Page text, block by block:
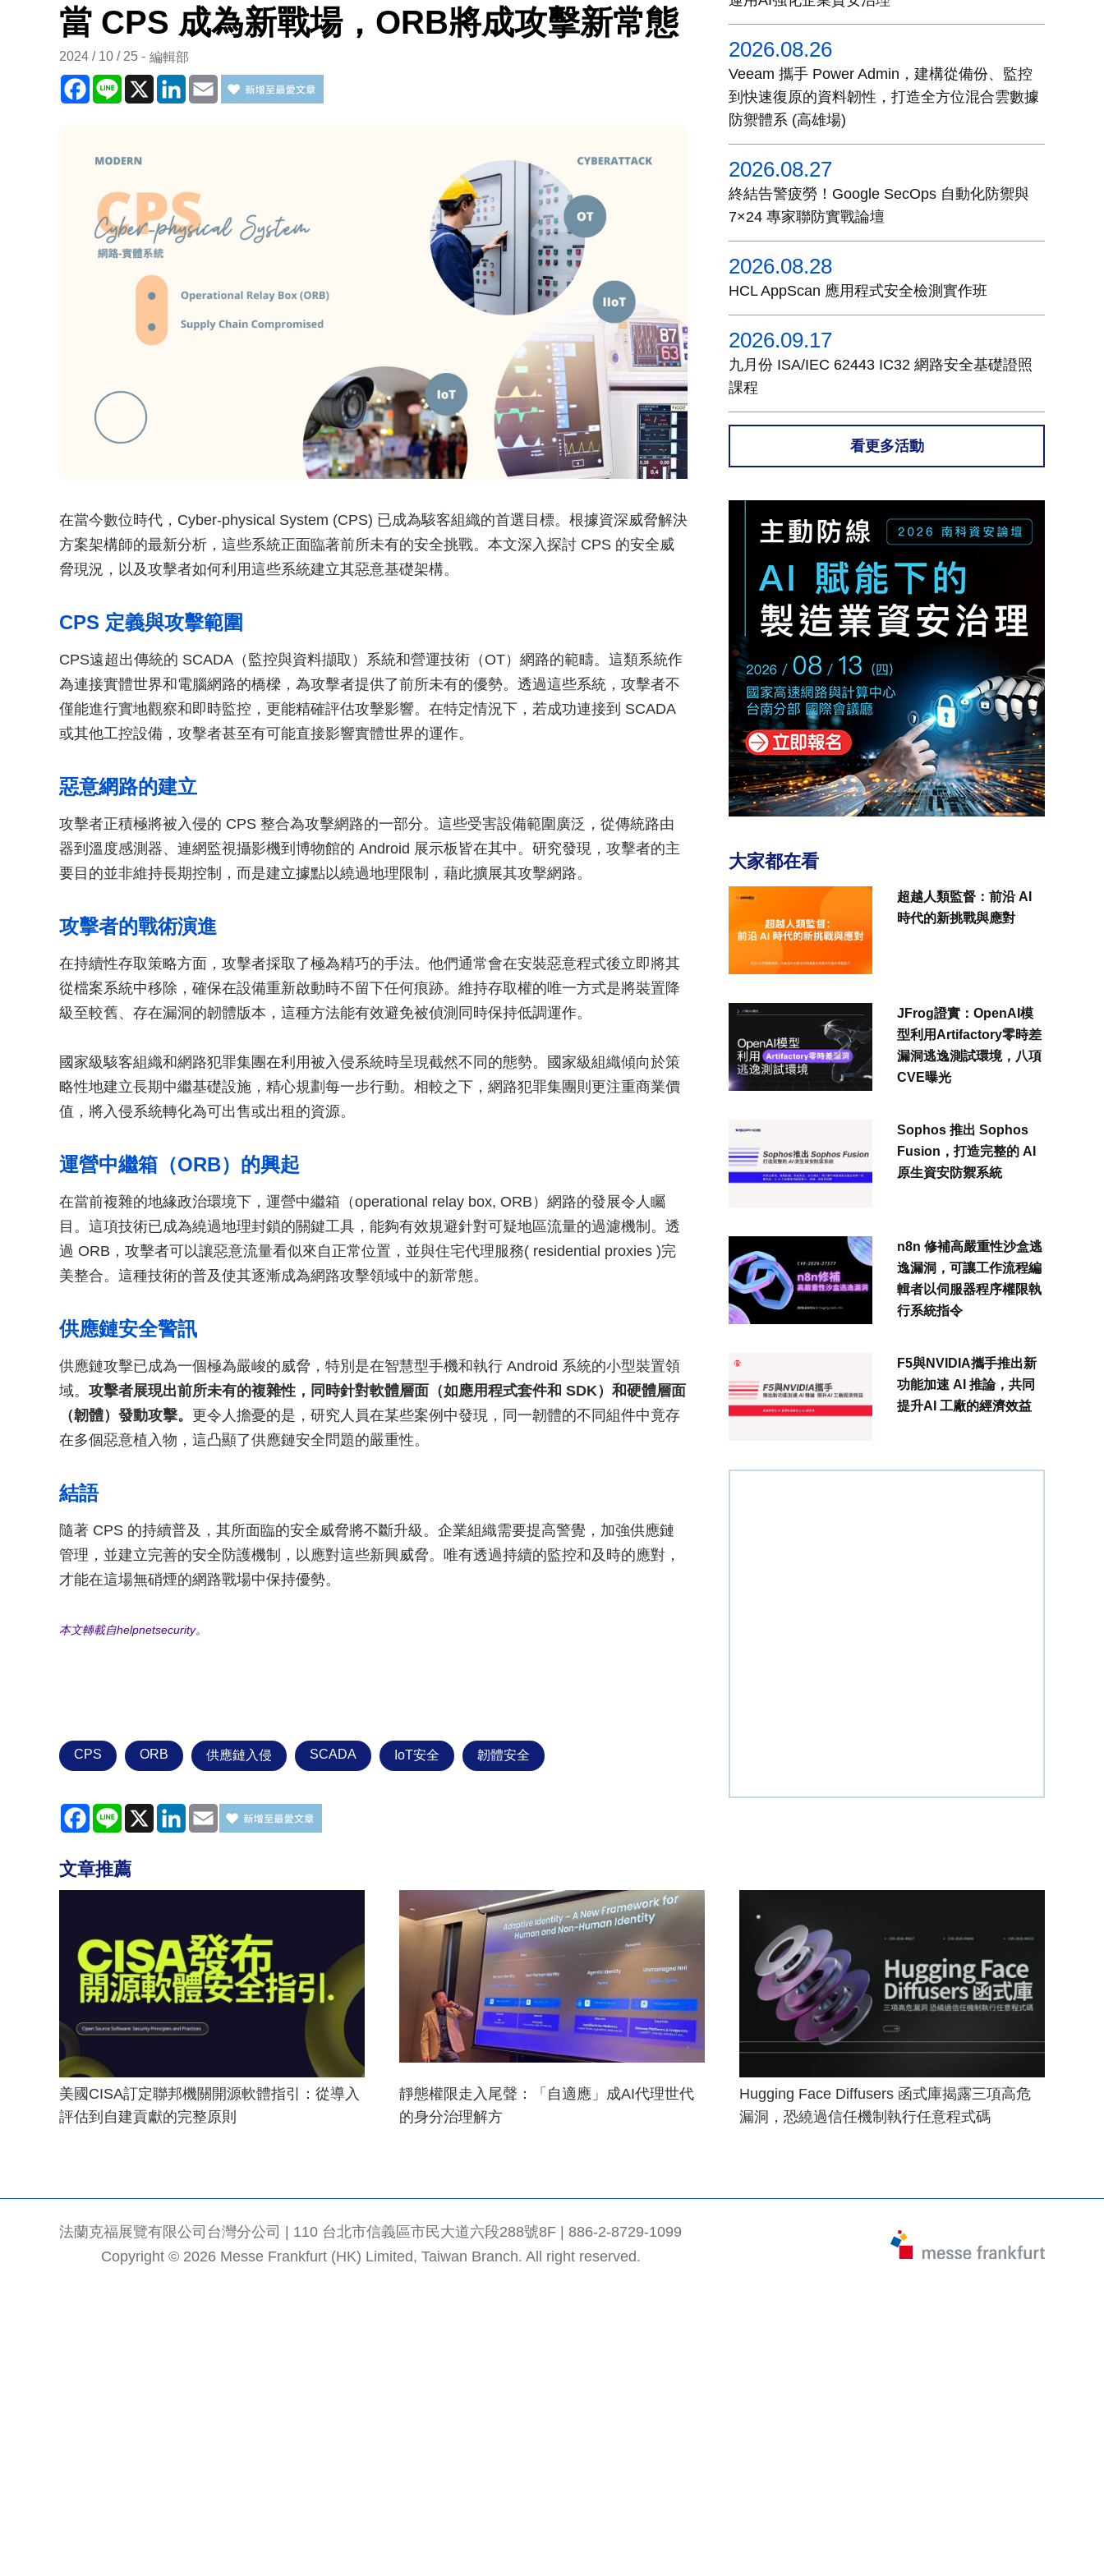
當 CPS 成為新戰場，ORB將成攻擊新常態
2024 / 10 / 25 編輯部
Facebook
Line X LinkedInEmail
在當今數位時代，Cyber-physical System (CPS) 已成為駭客組織的首選目標。根據資深威脅解決
方案架構師的最新分析，這些系統正面臨著前所未有的安全挑戰。本文深入探討 CPS 的安全威
脅現況，以及攻擊者如何利用這些系統建立其惡意基礎架構。
CPS 定義與攻擊範圍
CPS遠超出傳統的 SCADA（監控與資料擷取）系統和營運技術（OT）網路的範疇。這類系統作
為連接實體世界和電腦網路的橋樑，為攻擊者提供了前所未有的優勢。透過這些系統，攻擊者不
僅能進行實地觀察和即時監控，更能精確評估攻擊影響。在特定情況下，若成功連接到 SCADA
或其他工控設備，攻擊者甚至有可能直接影響實體世界的運作。
惡意網路的建立
攻擊者正積極將被入侵的 CPS 整合為攻擊網路的一部分。這些受害設備範圍廣泛，從傳統路由
器到溫度感測器、連網監視攝影機到博物館的 Android 展示板皆在其中。研究發現，攻擊者的主
要目的並非維持長期控制，而是建立據點以繞過地理限制，藉此擴展其攻擊網路。
攻擊者的戰術演進
在持續性存取策略方面，攻擊者採取了極為精巧的手法。他們通常會在安裝惡意程式後立即將其
從檔案系統中移除，確保在設備重新啟動時不留下任何痕跡。維持存取權的唯一方式是將裝置降
級至較舊、存在漏洞的韌體版本，這種方法能有效避免被偵測同時保持低調運作。
國家級駭客組織和網路犯罪集團在利用被入侵系統時呈現截然不同的態勢。國家級組織傾向於策
略性地建立長期中繼基礎設施，精心規劃每一步行動。相較之下，網路犯罪集團則更注重商業價
值，將入侵系統轉化為可出售或出租的資源。
運營中繼箱（ORB）的興起
在當前複雜的地緣政治環境下，運營中繼箱（operational relay box, ORB）網路的發展令人矚
目。這項技術已成為繞過地理封鎖的關鍵工具，能夠有效規避針對可疑地區流量的過濾機制。透
過 ORB，攻擊者可以讓惡意流量看似來自正常位置，並與住宅代理服務( residential proxies )完
美整合。這種技術的普及使其逐漸成為網路攻擊領域中的新常態。
供應鏈安全警訊
供應鏈攻擊已成為一個極為嚴峻的威脅，特別是在智慧型手機和執行 Android 系統的小型裝置領
域。 攻擊者展現出前所未有的複雜性，同時針對軟體層面（如應用程式套件和 SDK）和硬體層面
（韌體）發動攻擊。 更令人擔憂的是，研究人員在某些案例中發現，同一韌體的不同組件中竟存
在多個惡意植入物，這凸顯了供應鏈安全問題的嚴重性。
結語
隨著 CPS 的持續普及，其所面臨的安全威脅將不斷升級。企業組織需要提高警覺，加強供應鏈
管理，並建立完善的安全防護機制，以應對這些新興威脅。唯有透過持續的監控和及時的應對，
才能在這場無硝煙的網路戰場中保持優勢。
本文轉載自helpnetsecurity。
CPS ORB 供應鏈入侵 SCADA IoT安全 韌體安全
Facebook
Line X LinkedInEmail
2026.08.26
Veeam 攜手 Power Admin，建構從備份、監控
到快速復原的資料韌性，打造全方位混合雲數據
防禦體系 (高雄場)
2026.08.27
終結告警疲勞！Google SecOps 自動化防禦與
7×24 專家聯防實戰論壇
2026.08.28
HCL AppScan 應用程式安全檢測實作班
2026.09.17
九月份 ISA/IEC 62443 IC32 網路安全基礎證照
課程
看更多活動
大家都在看
超越人類監督：前沿 AI
時代的新挑戰與應對
JFrog證實：OpenAI模
型利用Artifactory零時差
漏洞逃逸測試環境，八項
CVE曝光
Sophos 推出 Sophos
Fusion，打造完整的 AI
原生資安防禦系統
n8n 修補高嚴重性沙盒逃
逸漏洞，可讓工作流程編
輯者以伺服器程序權限執
行系統指令
F5與NVIDIA攜手推出新
功能加速 AI 推論，共同
提升AI 工廠的經濟效益
文章推薦
美國CISA訂定聯邦機關開源軟體指引：從導入
評估到自建貢獻的完整原則
靜態權限走入尾聲：「自適應」成AI代理世代
的身分治理解方
Hugging Face Diffusers 函式庫揭露三項高危
漏洞，恐繞過信任機制執行任意程式碼
法蘭克福展覽有限公司台灣分公司 | 110 台北市信義區市民大道六段288號8F | 886-2-8729-1099
Copyright © 2026 Messe Frankfurt (HK) Limited, Taiwan Branch. All right reserved.